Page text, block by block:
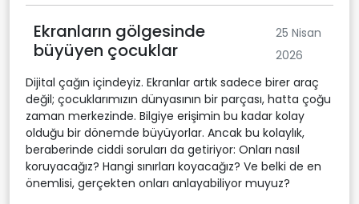
Ekranların gölgesinde
büyüyen çocuklar
25 Nisan
2026
Dijital çağın içindeyiz. Ekranlar artık sadece birer araç
değil; çocuklarımızın dünyasının bir parçası, hatta çoğu
zaman merkezinde. Bilgiye erişimin bu kadar kolay
olduğu bir dönemde büyüyorlar. Ancak bu kolaylık,
beraberinde ciddi soruları da getiriyor: Onları nasıl
koruyacağız? Hangi sınırları koyacağız? Ve belki de en
önemlisi, gerçekten onları anlayabiliyor muyuz?